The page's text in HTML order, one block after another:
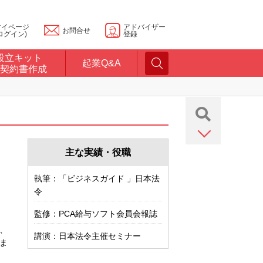
ページ
グイン)
お問合せ
アドバイザー
登録
立キット
約書作成
起業Q&A
主な実績・役職
執筆：「ビジネスガイド 」日本法
令
監修：PCA給与ソフト会員会報誌
講演：日本法令主催セミナー